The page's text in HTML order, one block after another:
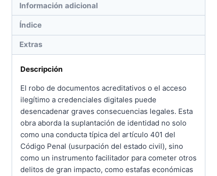
Información adicional
Índice
Extras
Descripción
El robo de documentos acreditativos o el acceso
ilegítimo a credenciales digitales puede
desencadenar graves consecuencias legales. Esta
obra aborda la suplantación de identidad no solo
como una conducta típica del artículo 401 del
Código Penal (usurpación del estado civil), sino
como un instrumento facilitador para cometer otros
delitos de gran impacto, como estafas económicas